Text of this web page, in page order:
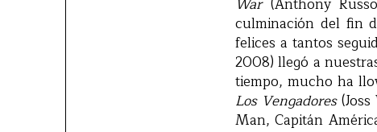
culminación del fin
felices a tantos
2008) llegó a
tiempo, mucho ha
Los Vengadores(Joss
Man, Capitán